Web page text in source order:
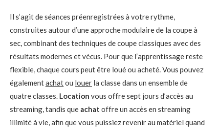
Il s’agit de séances préenregistrées à votre rythme,
construites autour d’une approche modulaire de la coupe à
sec, combinant des techniques de coupe classiques avec des
résultats modernes et vécus. Pour que l’apprentissage reste
flexible, chaque cours peut être loué ou acheté. Vous pouvez
égalementachatou louer la classe dans un ensemble de
quatre classes. Location vous offre sept jours d’accès au
streaming, tandis que achat offre un accès en streaming
illimité à vie, afin que vous puissiez revenir au matériel quand